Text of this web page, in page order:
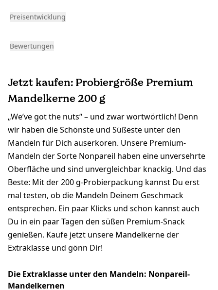
Preisentwicklung
Bewertungen
Jetzt kaufen: Probiergröße Premium
Mandelkerne 200 g
„We’ve got the nuts“ – und zwar wortwörtlich! Denn
wir haben die Schönste und Süßeste unter den
Mandeln für Dich auserkoren. Unsere Premium-
Mandeln der Sorte Nonpareil haben eine unversehrte
Oberfläche und sind unvergleichbar knackig. Und das
Beste: Mit der 200 g-Probierpackung kannst Du erst
mal testen, ob die Mandeln Deinem Geschmack
entsprechen. Ein paar Klicks und schon kannst auch
Du in ein paar Tagen den süßen Premium-Snack
genießen. Kaufe jetzt unsere Mandelkerne der
Extraklasse und gönn Dir!
Die Extraklasse unter den Mandeln: Nonpareil-
Mandelkernen